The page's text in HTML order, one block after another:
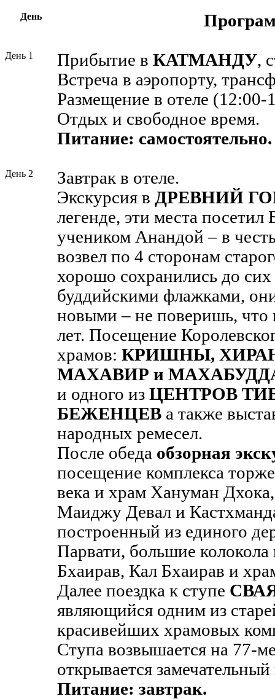
День
День 1 Прибытие в КАТМАНДУ,
Встреча в аэропорту,
Размещение в отеле (12:00-
Отдых и свободное время.
Питание: самостоятельно.
День 2
Завтрак в отеле.
Экскурсия в ДРЕВНИЙ
легенде, эти места посетил
учеником Анандой– в
возвел по 4 сторонам
хорошо сохранились до
буддийскими флажками,
новыми– не поверишь, что
лет. Посещение
храмов: КРИШНЫ,
МАХАВИР и
и одного из ЦЕНТРОВ
БЕЖЕНЦЕВ а также
народных ремесел.
После обеда обзорная
посещение комплекса
века и храм Хануман
Маиджу Девал и
построенный из единого
Парвати, большие
Бхаирав, Кал Бхаирав и
Далее поездка к ступе
являющийся одним из
красивейших храмовых
Ступа возвышается на 77-
открывается
Питание: завтрак.